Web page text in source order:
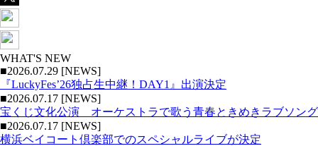
WHAT'S NEW
■2026.07.29 [NEWS]
『LuckyFes’26独占生中継！DAY1』出演決定
■2026.07.17 [NEWS]
宝くじ文化公演 オーケストラで歌う青春ときめきラブソン
■2026.07.17 [NEWS]
横浜ベイコート倶楽部でのスペシャルライブが決定